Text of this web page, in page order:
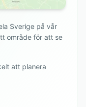
Sverige på vår
område för att se
att planera